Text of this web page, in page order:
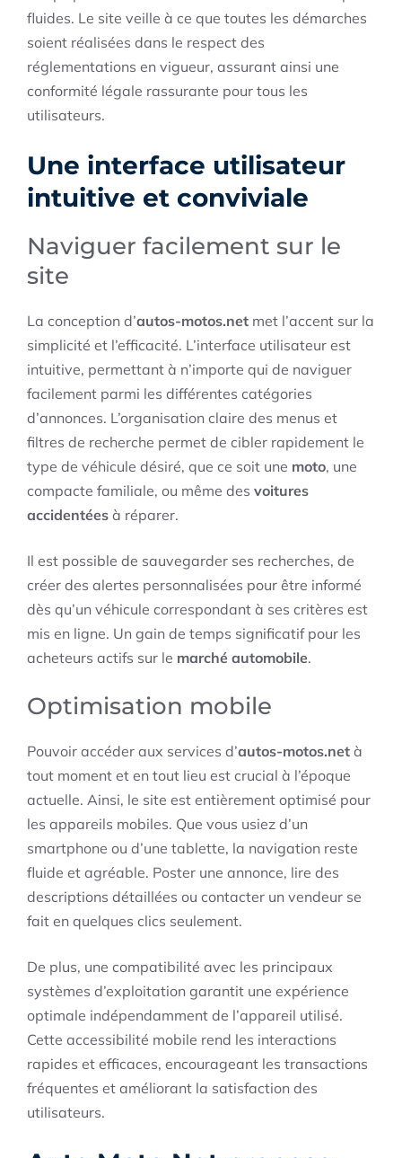
fluides. Le site veille à ce que toutes les démarches
soient réalisées dans le respect des
réglementations en vigueur, assurant ainsi une
conformité légale rassurante pour tous les
utilisateurs.
Une interface utilisateur
intuitive et conviviale
Naviguer facilement sur le
site
La conception d’autos-motos.net met l’accent sur la
simplicité et l’efficacité. L’interface utilisateur est
intuitive, permettant à n’importe qui de naviguer
facilement parmi les différentes catégories
d’annonces. L’organisation claire des menus et
filtres de recherche permet de cibler rapidement le
type de véhicule désiré, que ce soit une moto, une
compacte familiale, ou même des voitures
accidentées à réparer.
Il est possible de sauvegarder ses recherches, de
créer des alertes personnalisées pour être informé
dès qu’un véhicule correspondant à ses critères est
mis en ligne. Un gain de temps significatif pour les
acheteurs actifs sur le marché automobile.
Optimisation mobile
Pouvoir accéder aux services d’autos-motos.net à
tout moment et en tout lieu est crucial à l’époque
actuelle. Ainsi, le site est entièrement optimisé pour
les appareils mobiles. Que vous usiez d’un
smartphone ou d’une tablette, la navigation reste
fluide et agréable. Poster une annonce, lire des
descriptions détaillées ou contacter un vendeur se
fait en quelques clics seulement.
De plus, une compatibilité avec les principaux
systèmes d’exploitation garantit une expérience
optimale indépendamment de l’appareil utilisé.
Cette accessibilité mobile rend les interactions
rapides et efficaces, encourageant les transactions
fréquentes et améliorant la satisfaction des
utilisateurs.